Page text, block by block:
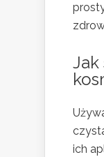
Jak
ich